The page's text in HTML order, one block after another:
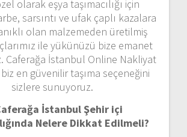
olarak eşya taşımacılığı için
sarsıntı ve ufak çaplı kazalara
olan malzemeden üretilmiş
ile yükünüzü bize emanet
Caferağa İstanbul Online Nakliyat
en güvenilir taşıma seçeneğini
sizlere sunuyoruz.
İstanbul Şehir içi
Nelere Dikkat Edilmeli?